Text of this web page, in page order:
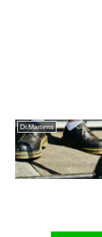
Dr.Martens